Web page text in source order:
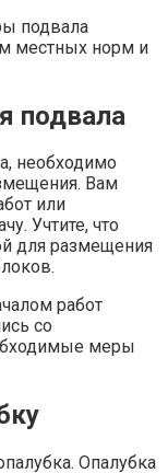
подвала
местных норм и
подвала
необходимо
Вам
или
Учтите, что
для размещения
работ
со
меры
Опалубка